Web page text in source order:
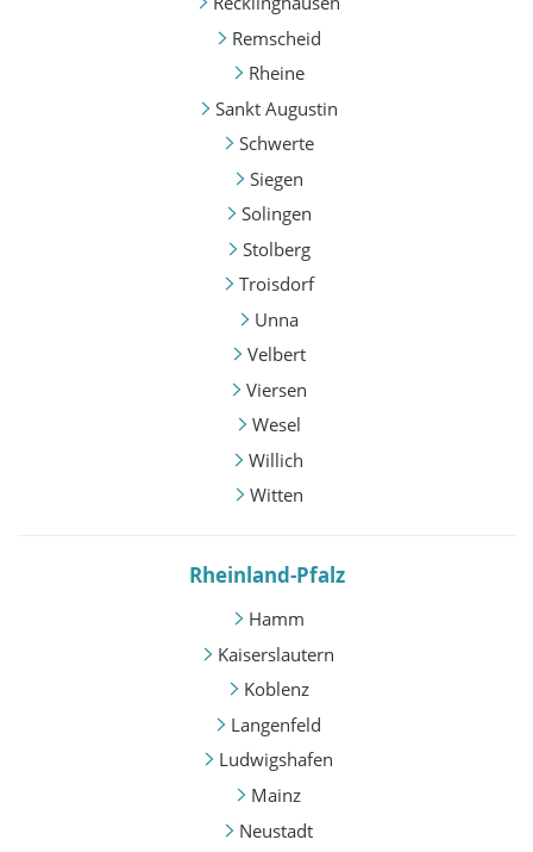
Remscheid
Rheine
Sankt Augustin
Schwerte
Siegen
Solingen
Stolberg
Troisdorf
Unna
Velbert
Viersen
Wesel
Willich
Witten
Rheinland-Pfalz
Hamm
Kaiserslautern
Koblenz
Langenfeld
Ludwigshafen
Mainz
Neustadt